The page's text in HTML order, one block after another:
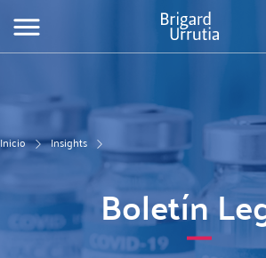
Inicio Insights
Boletín